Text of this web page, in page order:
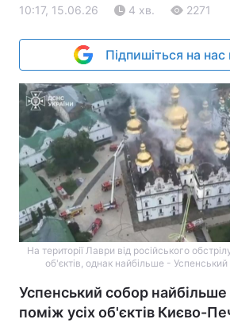
10:17, 15.06.26 4 хв. 2271
Підпишіться на
На території Лаври від російського
об'єктів, однак найбільше -
Успенський собор
поміж усіх об'єктів Києво-